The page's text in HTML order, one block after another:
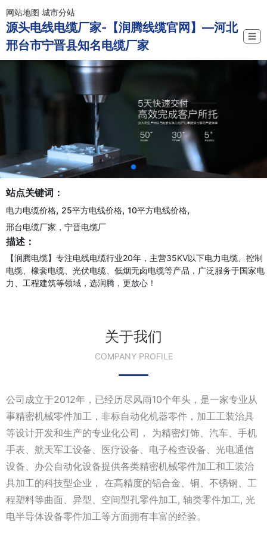
网站地图 城市分站
源头电线电缆厂家-【润腾线缆官网】—河北
邢台市宁晋县知名电缆厂家
☰
站点关键词：
电力电缆价格, 25平方电线价格, 10平方电线价格,
邢台电缆厂家，宁晋电缆厂
描述：
【润腾电缆】专注电线电缆行业20年，主营35KV以下电力电缆、控制
电缆、橡套电缆、光伏电缆、低烟无卤电缆等产品，广泛服务于国家电
力、工程建筑等领域，选润腾，更放心！
关于我们
COMPANY PROFILE
公司成立于2012年，已经历尽风雨10个年头，是一家专业从
事精密机械零件加工，非标自动化机器零件，加工工装治具
等设计开发和生产的专业化公司， 为精密灯饰、汽车、手机
手表、航天军工设备、医疗设备、电子检查设备、光电通信
设备、办公自动化设备提供各类精密机械零件加工和工装治
具加工的科技型企业， 在高精度的铝合金、铜、不锈钢、工
程塑料等曲面、异型、空间型孔零件加工, 轴类零件加工, 光
电半导体设备零件加工等方面拥有丰富的经验。